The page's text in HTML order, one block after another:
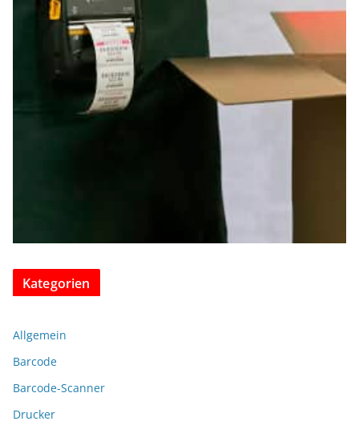
Kategorien
Allgemein
Barcode
Barcode-Scanner
Drucker